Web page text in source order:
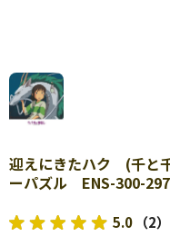
迎えにきたハク (千と
ーパズル ENS-300-297
5.0 （2）